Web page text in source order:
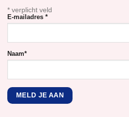
* verplicht veld
E-mailadres *
Naam*